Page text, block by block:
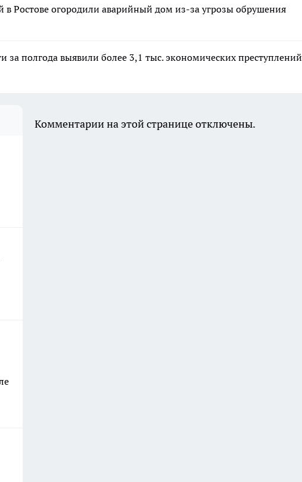
Ростове огородили аварийный дом из-за угрозы обрушения
за полгода выявили более 3,1 тыс. экономических преступлений
Комментарии на этой странице отключены.